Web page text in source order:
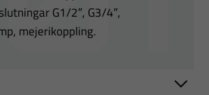
G1/2″, G3/4″,
mejerikoppling.